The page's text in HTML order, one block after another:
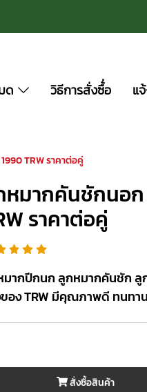
ด วิธีการสั่งซื้่อ แ
TRW ราคาต่อคู่
มากคันชักนอก
ราคาต่อคู่
ากปีกนก ลูกหมากคันชัก ลู
อง TRW มีคุณภาพดี ทนทา
สั่งซื้อสินค้า